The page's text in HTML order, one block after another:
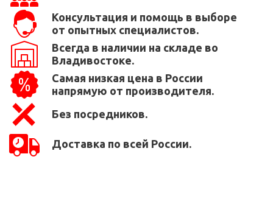
Консультация и помощь в выборе
от опытных специалистов.
Всегда в наличии на складе во
Владивостоке.
Самая низкая цена в России
напрямую от производителя.
Без посредников.
Доставка по всей России.